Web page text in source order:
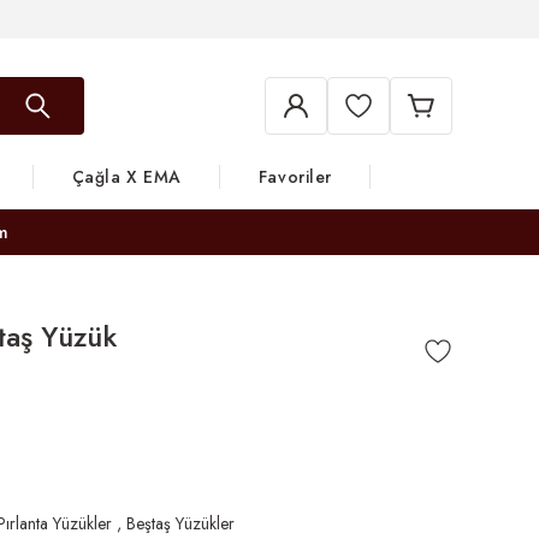
Çağla X EMA Favoriler
Yüzük
Yüzükler , Beştaş Yüzükler